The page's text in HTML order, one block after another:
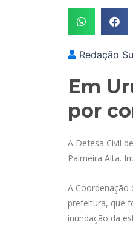
Redação
Em
por
A Defesa Civil
Palmeira Alta.
A Coordenação
prefeitura, que
inundação da